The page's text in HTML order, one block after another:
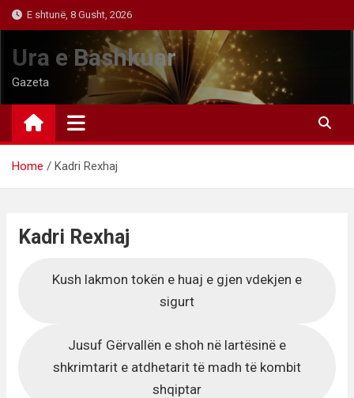
Skip
to
content
E shtunë, 8 Gusht, 2026
Ura e Bashkuar
Gazeta
Home Kadri Rexhaj
Kadri Rexhaj
Kush lakmon tokën e huaj e gjen vdekjen e
sigurt
Jusuf Gërvallën e shoh në lartësinë e
shkrimtarit e atdhetarit të madh të kombit
shqiptar